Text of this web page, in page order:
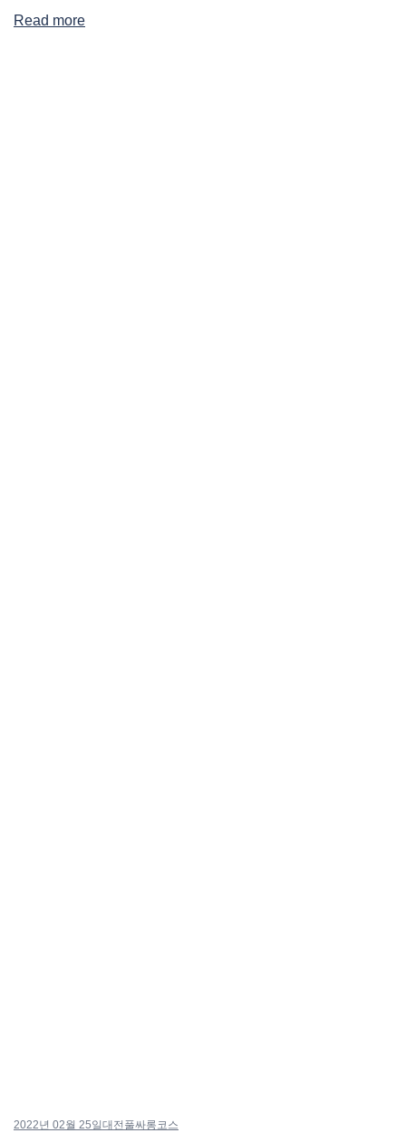
Read more
2022년 02월 25일 대전풀싸롱코스